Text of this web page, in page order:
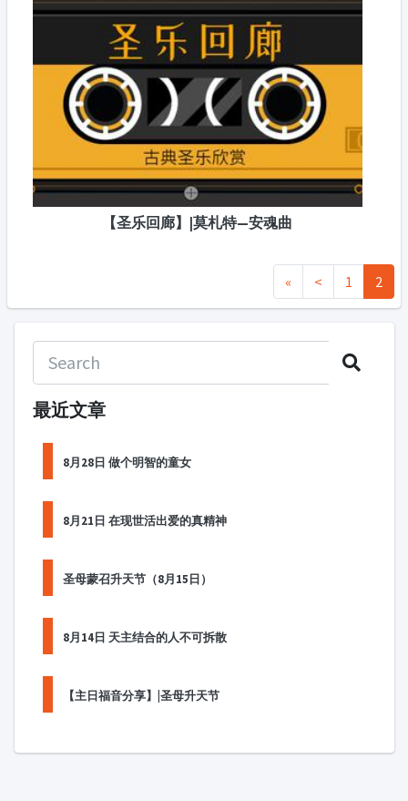
【圣乐回廊】|莫札特—安魂曲
« < 1 2
最近文章
8月28日 做个明智的童女
8月21日 在现世活出爱的真精神
圣母蒙召升天节（8月15日）
8月14日 天主结合的人不可拆散
【主日福音分享】|圣母升天节